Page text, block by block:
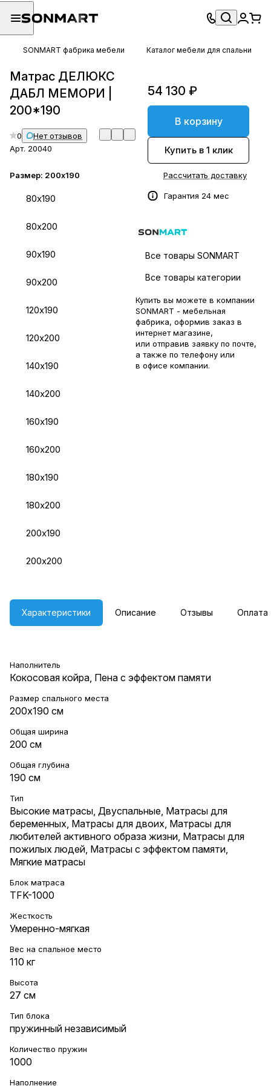
SONMART фабрика мебели Каталог мебели для спальни
Матрас ДЕЛЮКС
ДАБЛ МЕМОРИ |
200*190
0
Нет отзывов
Арт. 20040
Размер: 200х190
80х190
80х200
90х190
90х200
120х190
120х200
140х190
140х200
160х190
160х200
180х190
180х200
200х190
200х200
54 130 ₽
В корзину
Купить в 1 клик
Рассчитать доставку
Гарантия 24 мес
Все товары SONMART
Все товары категории
Купить вы можете в компании
SONMART - мебельная
фабрика, оформив заказ в
интернет магазине,
или отправив заявку по почте,
а также по телефону или
в офисе компании.
Характеристики Описание Отзывы Оплата
Наполнитель
Кокосовая койра, Пена с эффектом памяти
Размер спального места
200х190 см
Общая ширина
200 см
Общая глубина
190 см
Тип
Высокие матрасы Двуспальные Матрасы для
беременных Матрасы для двоих Матрасы для
любителей активного образа жизни Матрасы для
пожилых людей Матрасы с эффектом памяти
Мягкие матрасы
Блок матраса
TFK-1000
Жесткость
Умеренно-мягкая
Вес на cпальное место
110 кг
Высота
27 см
Тип блока
пружинный независимый
Количество пружин
1000
Наполнение